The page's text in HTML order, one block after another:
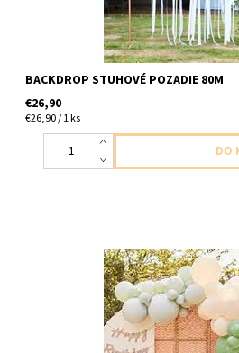
BACKDROP STUHOVÉ POZADIE 80M
€26,90
€26,90 / 1 ks
latexové balony rôznej velkosti,biele
šalviovej 70ks balonov balenie
pasky,50ks lepiacich bodov a silon